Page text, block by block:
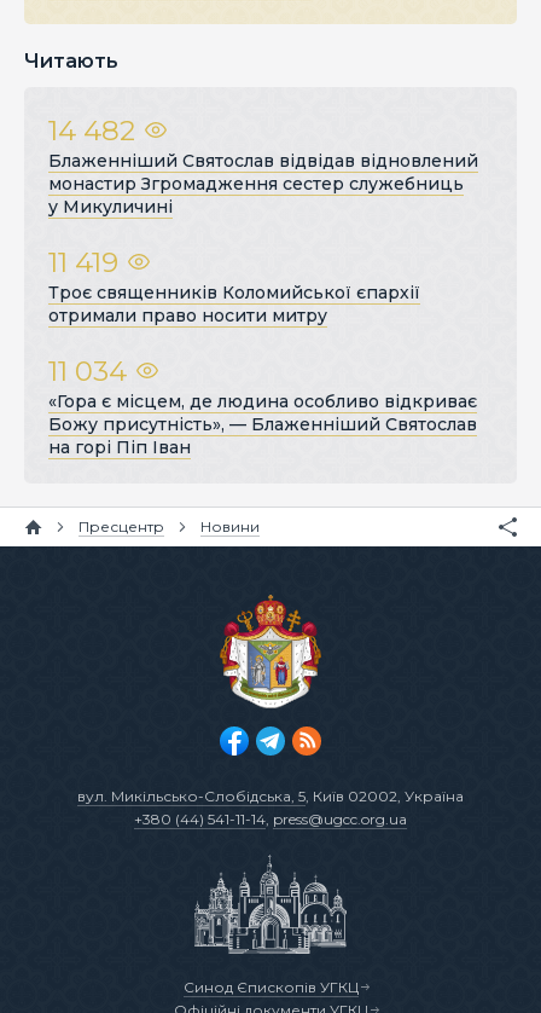
Читають
14 482
Блаженніший Святослав відвідав відновлений
монастир Згромадження сестер служебниць
у Микуличині
11 419
Троє священників Коломийської єпархії
отримали право носити митру
11 034
«Гора є місцем, де людина особливо відкриває
Божу присутність», — Блаженніший Святослав
на горі Піп Іван
Пресцентр Новини
вул. Микільсько-Слобідська, 5, Київ 02002, Україна
+380 (44) 541-11-14, press@ugcc.org.ua
Синод Єпископів УГКЦ